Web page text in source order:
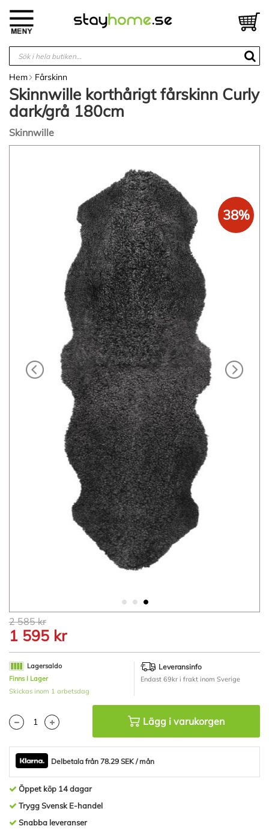
innehållet
Hem Fårskinn
Skinnwille korthårigt fårskinn Curly
dark/grå 180cm
Skinnwille
Hoppa
till
början
av
bildgalleriet
38%
2 585 kr
1 595 kr
Lagersaldo
Finns I Lager
Skickas inom 1 arbetsdag
Leveransinfo
Endast 69kr i frakt inom Sverige
Lägg i varukorgen
Delbetala från 78.29 SEK / mån
Öppet köp 14 dagar
Trygg Svensk E-handel
Snabba leveranser